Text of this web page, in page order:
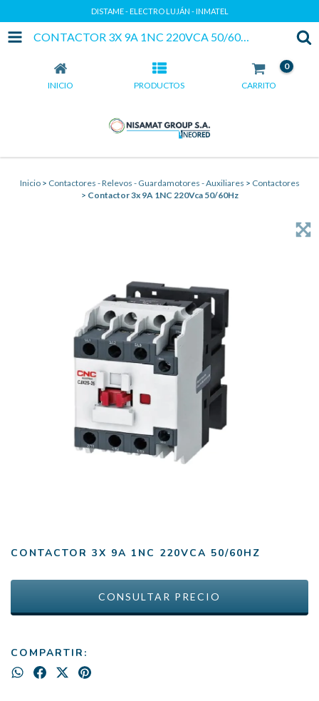
DISTAME - ELECTRO LUJÁN - INMATEL
CONTACTOR 3X 9A 1NC 220VCA 50/60HZ
INICIO PRODUCTOS CARRITO
0
Inicio > Contactores - Relevos - Guardamotores - Auxiliares > Contactores
> Contactor 3x 9A 1NC 220Vca 50/60Hz
CONTACTOR 3X 9A 1NC 220VCA 50/60HZ
COMPARTIR: